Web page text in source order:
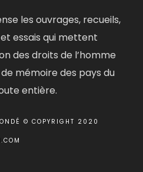
les ouvrages, recueils,
essais qui mettent
des droits de l’homme
mémoire des pays du
entière.
© COPYRIGHT 2020